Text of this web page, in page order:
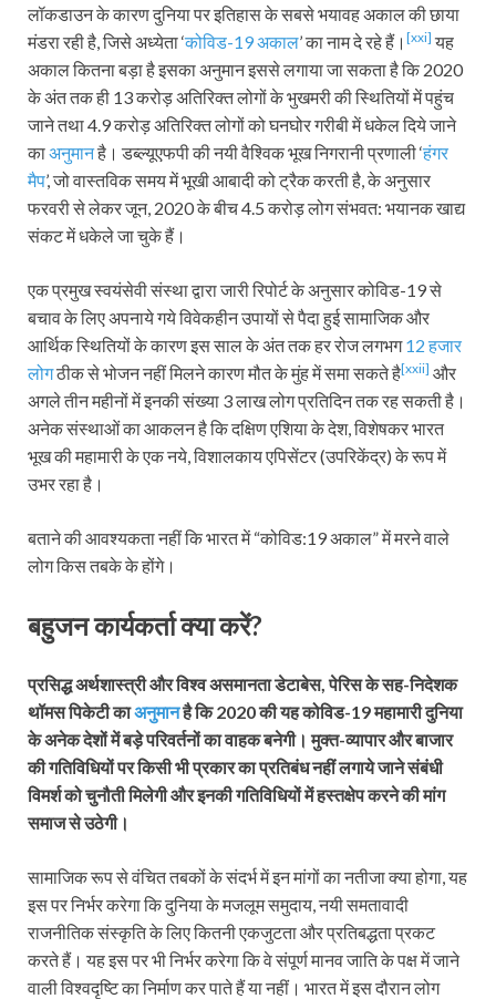
लॉकडाउन के कारण दुनिया पर इतिहास के सबसे भयावह अकाल की छाया
मंडरा रही है, जिसे अध्येता ‘कोविड-19 अकाल’ का नाम दे रहे हैं। [xxi] यह
अकाल कितना बड़ा है इसका अनुमान इससे लगाया जा सकता है कि 2020
के अंत तक ही 13 करोड़ अतिरिक्त लोगों के भुखमरी की स्थितियों में पहुंच
जाने तथा 4.9 करोड़ अतिरिक्त लोगों को घनघोर गरीबी में धकेल दिये जाने
काअनुमानहै। डब्ल्यूएफपी की नयी वैश्विक भूख निगरानी प्रणाली ‘हंगर
मैप’, जो वास्तविक समय में भूखी आबादी को ट्रैक करती है, के अनुसार
फरवरी से लेकर जून, 2020 के बीच 4.5 करोड़ लोग संभवत: भयानक खाद्य
संकट में धकेले जा चुके हैं।
एक प्रमुख स्वयंसेवी संस्था द्वारा जारी रिपोर्ट के अनुसार कोविड-19 से
बचाव के लिए अपनाये गये विवेकहीन उपायों से पैदा हुई सामाजिक और
आर्थिक स्थितियों के कारण इस साल के अंत तक हर रोज लगभग12 हजार
लोगठीक से भोजन नहीं मिलने कारण मौत के मुंह में समा सकते है[xxii] और
अगले तीन महीनों में इनकी संख्या 3 लाख लोग प्रतिदिन तक रह सकती है।
अनेक संस्थाओं का आकलन है कि दक्षिण एशिया के देश, विशेषकर भारत
भूख की महामारी के एक नये, विशालकाय एपिसेंटर (उपरिकेंद्र) के रूप में
उभर रहा है।
बताने की आवश्यकता नहीं कि भारत में “कोविड:19 अकाल” में मरने वाले
लोग किस तबके के होंगे।
बहुजन कार्यकर्ता क्या करें?
प्रसिद्ध अर्थशास्त्री और विश्व असमानता डेटाबेस, पेरिस के सह-निदेशक
थॉमस पिकेटी काअनुमानहै कि 2020 की यह कोविड-19 महामारी दुनिया
के अनेक देशों में बड़े परिवर्तनों का वाहक बनेगी। मुक्त-व्यापार और बाजार
की गतिविधियों पर किसी भी प्रकार का प्रतिबंध नहीं लगाये जाने संबंधी
विमर्श को चुनौती मिलेगी और इनकी गतिविधियों में हस्तक्षेप करने की मांग
समाज से उठेगी।
सामाजिक रूप से वंचित तबकों के संदर्भ में इन मांगों का नतीजा क्या होगा, यह
इस पर निर्भर करेगा कि दुनिया के मजलूम समुदाय, नयी समतावादी
राजनीतिक संस्कृति के लिए कितनी एकजुटता और प्रतिबद्धता प्रकट
करते हैं। यह इस पर भी निर्भर करेगा कि वे संपूर्ण मानव जाति के पक्ष में जाने
वाली विश्वदृष्टि का निर्माण कर पाते हैं या नहीं। भारत में इस दौरान लोग